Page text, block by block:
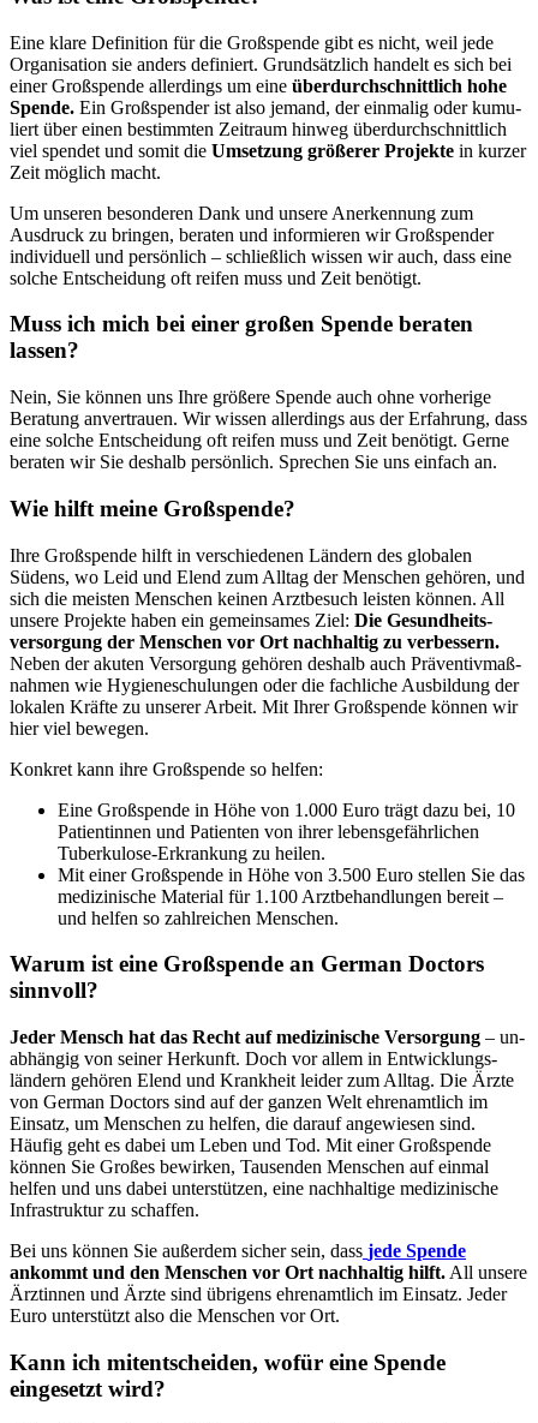
Eine klare Definition für die Groß­spende gibt es nicht, weil jede
Organisation sie anders defi­niert. Grund­sätzlich handelt es sich bei
einer Groß­spende aller­dings um eine über­durch­schnitt­lich hohe
Spende. Ein Groß­spender ist also jemand, der einmalig oder kumu­
liert über einen bestimmten Zeit­raum hinweg über­durch­schnittlich
viel spendet und somit die Um­setzung größerer Projekte in kurzer
Zeit möglich macht.
Um unseren beson­deren Dank und unsere Aner­kennung zum
Ausdruck zu bringen, beraten und infor­mieren wir Groß­spender
indi­vidu­ell und persönlich – schließlich wissen wir auch, dass eine
solche Ent­schei­dung oft reifen muss und Zeit benötigt.
Muss ich mich bei einer großen Spende beraten
lassen?
Nein, Sie können uns Ihre größere Spende auch ohne vorherige
Beratung anver­trauen. Wir wissen allerdings aus der Erfahrung, dass
eine solche Entschei­dung oft reifen muss und Zeit benötigt. Gerne
beraten wir Sie deshalb persön­lich. Sprechen Sie uns einfach an.
Wie hilft meine Groß­spende?
Ihre Groß­spende hilft in verschie­denen Ländern des globalen
Südens, wo Leid und Elend zum Alltag der Menschen gehören, und
sich die meisten Menschen keinen Arzt­besuch leisten können. All
unsere Projekte haben ein gemeinsames Ziel: Die Gesund­heits­
versorgung der Menschen vor Ort nach­haltig zu ver­bessern.
Neben der akuten Versorgung gehö­ren deshalb auch Präventiv­maß­
nahmen wie Hygiene­schulungen oder die fach­liche Aus­bildung der
lokalen Kräfte zu unserer Arbeit. Mit Ihrer Groß­spende können wir
hier viel bewegen.
Konkret kann ihre Groß­spende so helfen:
Eine Großspende in Höhe von 1.000 Euro trägt dazu bei, 10
Patient­innen und Patienten von ihrer lebens­gefähr­lichen
Tuberkulose-Erkrankung zu heilen.
Mit einer Groß­spende in Höhe von 3.500 Euro stellen Sie das
medi­zinische Material für 1.100 Arzt­behand­lungen bereit –
und helfen so zahl­reichen Menschen.
Warum ist eine Groß­spende an German Doctors
sinnvoll?
Jeder Mensch hat das Recht auf medi­zinische Ver­sorgung – un­
ab­hängig von seiner Herkunft. Doch vor allem in Ent­wicklungs­
ländern gehören Elend und Krank­heit leider zum Alltag. Die Ärzte
von German Doctors sind auf der ganzen Welt ehren­­amtlich im
Einsatz, um Menschen zu helfen, die darauf ange­wiesen sind.
Häufig geht es dabei um Leben und Tod. Mit einer Groß­spende
können Sie Großes bewirken, Tausenden Menschen auf einmal
helfen und uns dabei unter­stützen, eine nach­haltige medi­zinische
Infra­s­truktur zu schaffen.
Bei uns können Sie außer­dem sicher sein, dass jede Spende
ankommt und den Menschen vor Ort nach­haltig hilft. All unsere
Ärzt­innen und Ärzte sind übrigens ehren­amtlich im Einsatz. Jeder
Euro unter­stützt also die Menschen vor Ort.
Kann ich mitent­scheiden, wofür eine Spende
eingesetzt wird?